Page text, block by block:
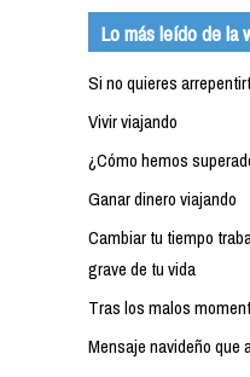
Lo más leído de la
Si no quieres
Vivir viajando
¿Cómo hemos
Ganar dinero viajando
Cambiar tu tiempo
grave de tu vida
Tras los malos
Mensaje navideño que